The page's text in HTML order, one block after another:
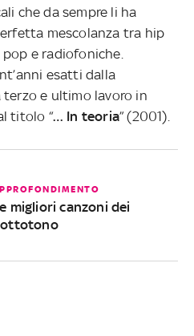
che da sempre li ha
mescolanza tra hip
e radiofoniche.
esatti dalla
e ultimo lavoro in
titolo “… In teoria” (2001).
migliori canzoni dei